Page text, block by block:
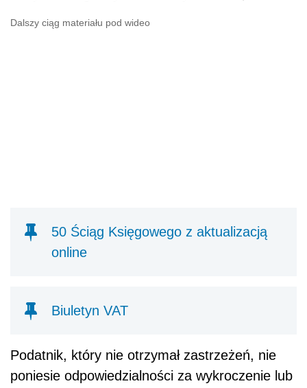
Dalszy ciąg materiału pod wideo
50 Ściąg Księgowego z aktualizacją
online
Biuletyn VAT
Podatnik, który nie otrzymał zastrzeżeń, nie
poniesie odpowiedzialności za wykroczenie lub